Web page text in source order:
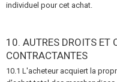
individuel pour cet achat.
10. AUTRES DROITS ET
CONTRACTANTES
10.1 L'acheteur acquiert la